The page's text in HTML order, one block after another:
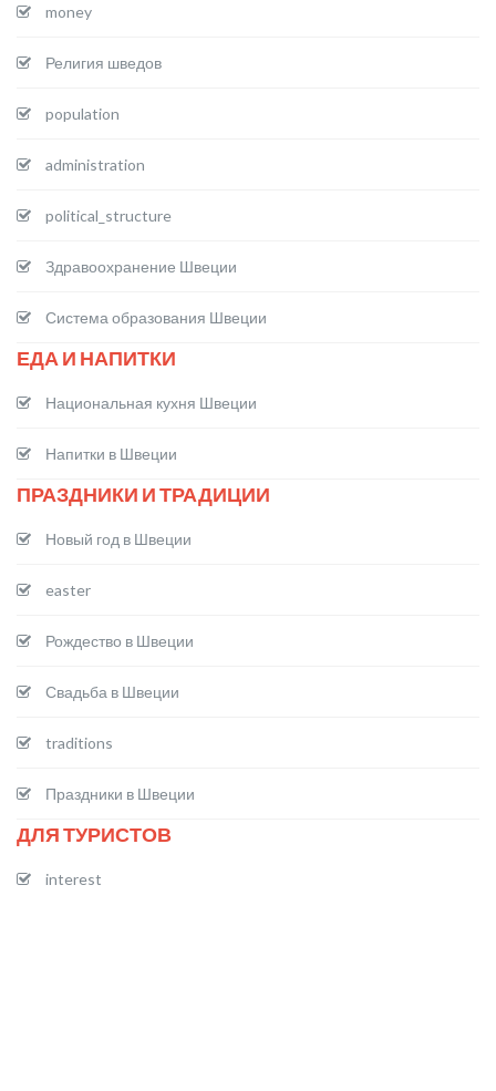
money
Религия шведов
population
administration
political_structure
Здравоохранение Швеции
Система образования Швеции
ЕДА И НАПИТКИ
Национальная кухня Швеции
Напитки в Швеции
ПРАЗДНИКИ И ТРАДИЦИИ
Новый год в Швеции
easter
Рождество в Швеции
Свадьба в Швеции
traditions
Праздники в Швеции
ДЛЯ ТУРИСТОВ
interest